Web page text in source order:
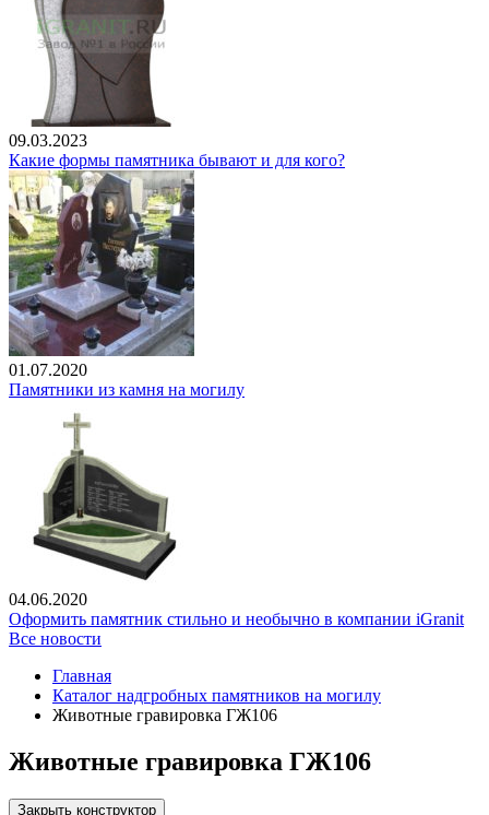
09.03.2023
Какие формы памятника бывают и для кого?
01.07.2020
Памятники из камня на могилу
04.06.2020
Оформить памятник стильно и необычно в компании iGranit
Все новости
Главная
Каталог надгробных памятников на могилу
Животные гравировка ГЖ106
Животные гравировка ГЖ106
Закрыть конструктор